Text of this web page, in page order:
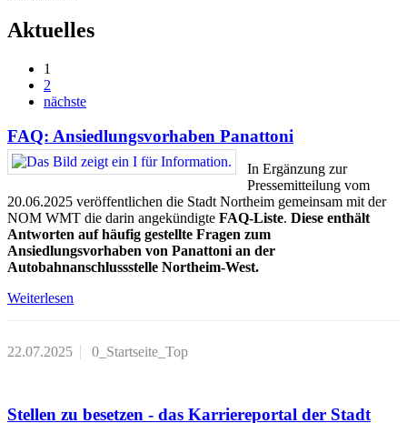
Aktuelles
1
2
nächste
FAQ: Ansiedlungsvorhaben Panattoni
In Ergänzung zur
Pressemitteilung vom
20.06.2025 veröffentlichen die Stadt Northeim gemeinsam mit der
NOM WMT die darin angekündigte FAQ-Liste. Diese enthält
Antworten auf häufig gestellte Fragen zum
Ansiedlungsvorhaben von Panattoni an der
Autobahnanschlussstelle Northeim-West.
Weiterlesen
22.07.2025 0_Startseite_Top
Stellen zu besetzen - das Karriereportal der Stadt